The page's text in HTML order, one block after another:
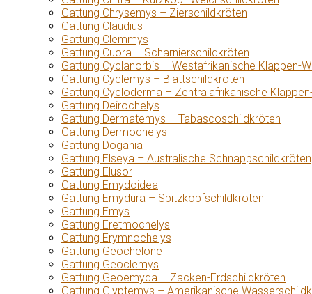
Gattung Chrysemys – Zierschildkröten
Gattung Claudius
Gattung Clemmys
Gattung Cuora – Scharnierschildkröten
Gattung Cyclanorbis – Westafrikanische Klappen-
Gattung Cyclemys – Blattschildkröten
Gattung Cycloderma – Zentralafrikanische
Gattung Deirochelys
Gattung Dermatemys – Tabascoschildkröten
Gattung Dermochelys
Gattung Dogania
Gattung Elseya – Australische Schnappschildkröten
Gattung Elusor
Gattung Emydoidea
Gattung Emydura – Spitzkopfschildkröten
Gattung Emys
Gattung Eretmochelys
Gattung Erymnochelys
Gattung Geochelone
Gattung Geoclemys
Gattung Geoemyda – Zacken-Erdschildkröten
Gattung Glyptemys – Amerikanische